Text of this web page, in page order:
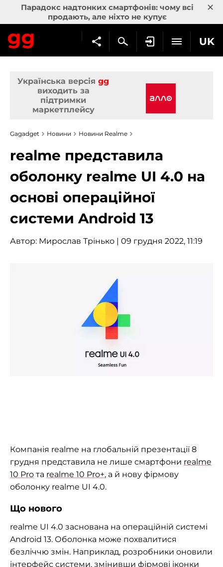
Парадокс надтонких смартфонів: чому всі
продають, але ніхто не купує
×
UK
Українська версія gg
виходить за
підтримки
маркетплейсу
Gagadget Новини Новини Realme
realme представила
оболонку realme UI 4.0 на
основі операційної
системи Android 13
Автор: Мирослав Трінько | 09 грудня 2022, 11:19
Компанія realme на глобальній презентації 8
грудня представила не лише смартфони realme
10 Pro та realme 10 Pro+, а й нову фірмову
оболонку realme UI 4.0.
Що нового
realme UI 4.0 заснована на операційній системі
Android 13. Оболонка може похвалитися
безліччю змін. Наприклад, розробники оновили
інтерфейс системи, змінивши фірмові іконки